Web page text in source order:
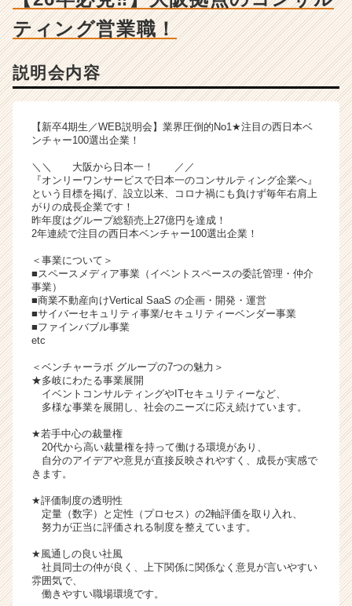
会
詳
細
ン
チ
ー・
長
企
業
か
ら
カ
ト
が
届
就
活
サ
イ
チ
ア
リ
ア
h
e
ティング営業職！
説明会内容
【新卒4期生／WEB説明会】業界圧倒的No1★注目の西日本ベ
ンチャー100選出企業！
＼＼ 大阪から日本一！ ／／
『オンリーワンサービスで日本一のコンサルティング企業へ』
という目標を掲げ、設立以来、コロナ禍にも負けず毎年右肩上
がりの成長企業です！
昨年度はグループ総額売上27億円を達成！
2年連続で注目の西日本ベンチャー100選出企業！
＜事業について＞
■スペースメディア事業（イベントスペースの委託管理・仲介
事業）
■商業不動産向けVertical SaaS の企画・開発・運営
■サイバーセキュリティ事業/セキュリティーベンダー事業
■ファインバブル事業
etc
＜ベンチャーラボ グループの7つの魅力＞
★多岐にわたる事業展開
イベントコンサルティングやITセキュリティーなど、
多様な事業を展開し、社会のニーズに応え続けています。
★若手中心の裁量権
20代から高い裁量権を持って働ける環境があり、
自分のアイデアや意見が直接反映されやすく、成長が実感で
きます。
★評価制度の透明性
定量（数字）と定性（プロセス）の2軸評価を取り入れ、
努力が正当に評価される制度を整えています。
★風通しの良い社風
社員同士の仲が良く、上下関係に関係なく意見が言いやすい
雰囲気で、
働きやすい職場環境です。